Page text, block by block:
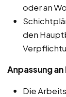
oder an
den
Anpassung
Die